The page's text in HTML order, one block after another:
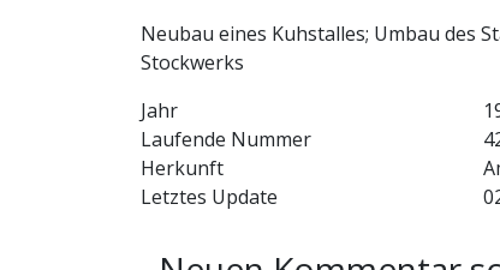
Neubau eines Kuhstalles; Umbau des
Stockwerks
Jahr
Laufende Nummer
Herkunft
Letztes Update